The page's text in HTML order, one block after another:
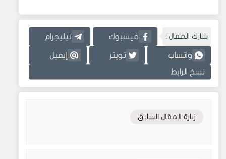
شارك المقال : فيسبوك تيليجرام
واتساب تويتر إيميل
نسخ الرابط
زيارة المقال السابق